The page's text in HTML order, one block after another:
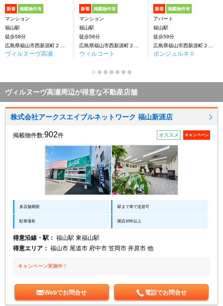
新着 掲載物件有
マンション
福山駅
徒歩58分
ヴィルヌーヴ高瀬
新着 掲載物件有
マンション
福山駅
徒歩58分
ウィルコート
新着 掲載物件有
アパート
福山駅
徒歩59分
ボンジュルネⅡ
ヴィルヌーヴ高瀬周辺が得意な不動産店舗
株式会社アークスエイブルネットワーク 福山新涯店
掲載物件数:902件 オススメ キャンペーン
多店舗展開 駅まで車で送迎可
駐車場有 開店10年以上
得意沿線・駅： 福山駅 東福山駅
得意エリア： 福山市 尾道市 府中市 笠岡市 井原市 他
キャンペーン実施中！
Webでお問合せ 電話でお問合せ